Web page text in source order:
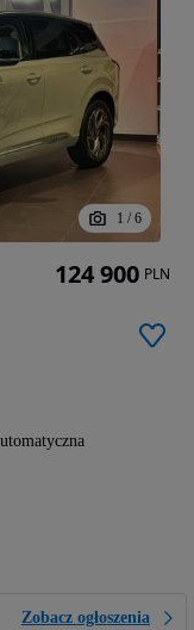
1 / 6
Zobacz ogłoszenia
124 900 PLN